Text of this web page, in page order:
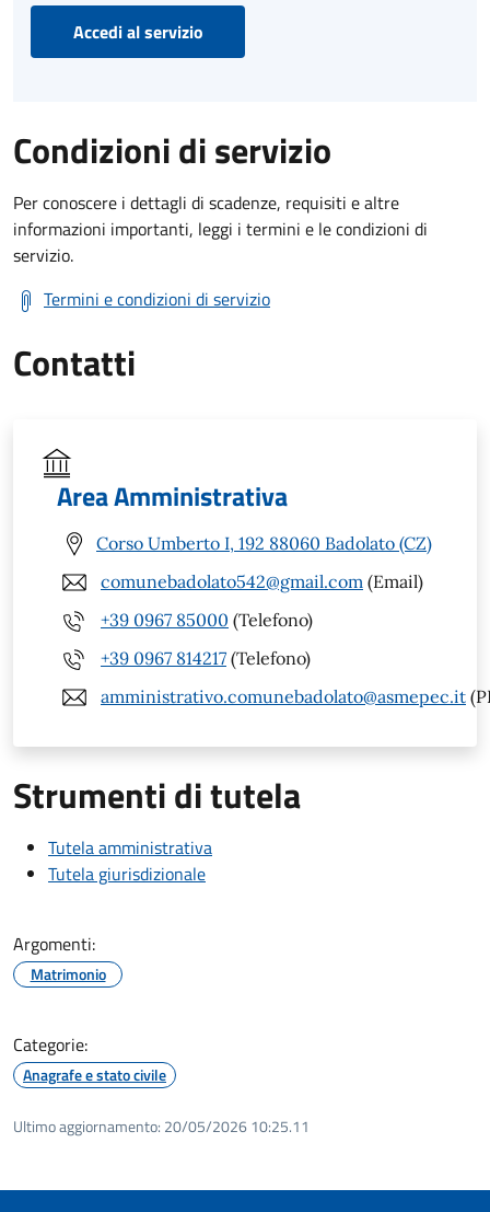
Accedi al servizio
Condizioni di servizio
Per conoscere i dettagli di scadenze, requisiti e altre
informazioni importanti, leggi i termini e le condizioni di
servizio.
Termini e condizioni di servizio
Contatti
Area Amministrativa
Corso Umberto I, 192 88060 Badolato (CZ)
comunebadolato542@gmail.com (Email)
+39 0967 85000 (Telefono)
+39 0967 814217 (Telefono)
amministrativo.comunebadolato@asmepec.it
Strumenti di tutela
Tutela amministrativa
Tutela giurisdizionale
Argomenti:
Matrimonio
Categorie:
Anagrafe e stato civile
Ultimo aggiornamento: 20/05/2026 10:25.11